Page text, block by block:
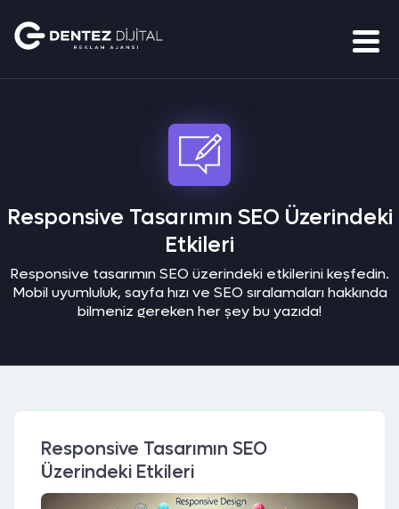
Responsive Tasarımın SEO Üzerindeki
Etkileri
Responsive tasarımın SEO üzerindeki etkilerini keşfedin.
Mobil uyumluluk, sayfa hızı ve SEO sıralamaları hakkında
bilmeniz gereken her şey bu yazıda!
Responsive Tasarımın SEO
Üzerindeki Etkileri